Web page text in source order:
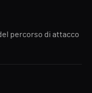
percorso di attacco